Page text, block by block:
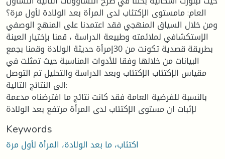
العام: مامستوى الإكتئاب لدى المرأة بعد الولادة لأول مرة؟
ومن خلال السياق المنهجي فقد اعتمدنا على المنهج الوصفي
الإستكشافي لملائمته وطبيعة الدراسة ، قمنا بإختيار العينة
بطريقة قصدية تكونت من 30إمرأة حديثة الولادة وقمنا بجمع
البيانات من خلالها وفقا للأدوات المناسبة حيث تمثلت في
مقياس الإكتئاب الإكتئاب وبعد الدراسة والتحليل تم التوصل
الى النتائج التالية:
بالنسبة للفرضية العامة فقد كانت نتائج ما افترضناه مدعمة
لإثبات ان مستوى الإكتئاب لدى المرأة مرتفع بعد الولادة
Keywords
اكتئاب، ما بعد الولادة، المرأة لأول مرة